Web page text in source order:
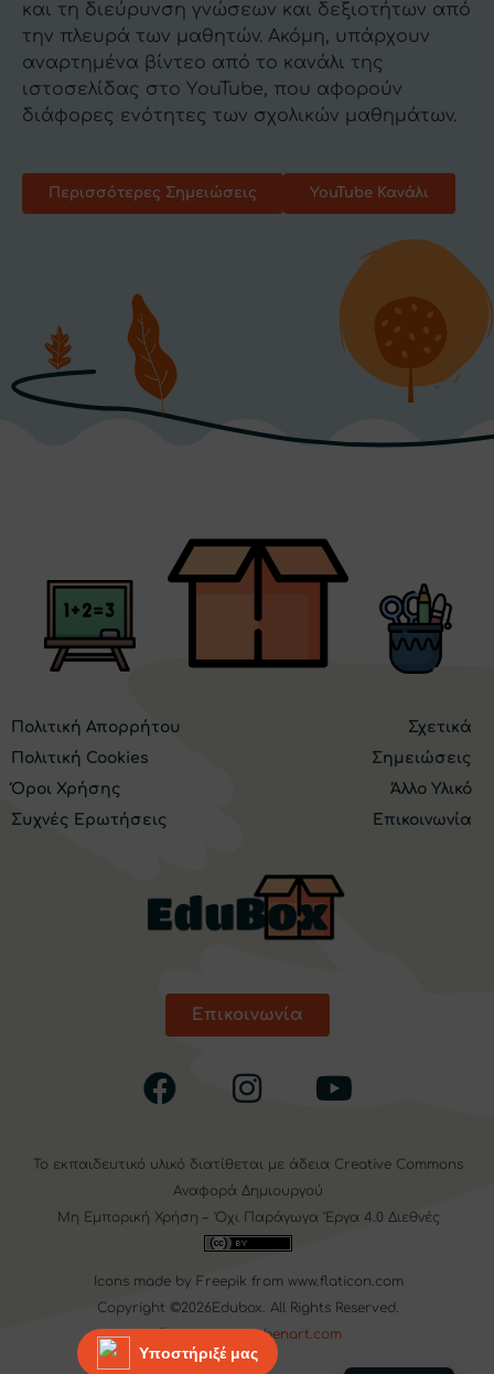
και τη διεύρυνση γνώσεων και δεξιοτήτων από
την πλευρά των μαθητών. Ακόμη, υπάρχουν
αναρτημένα βίντεο από το κανάλι της
ιστοσελίδας στο ΥouTube, που αφορούν
διάφορες ενότητες των σχολικών μαθημάτων.
Περισσότερες Σημειώσεις YouTube Κανάλι
Πολιτική Απορρήτου
Πολιτική Cookies
Όροι Χρήσης
Συχνές Ερωτήσεις
Σχετικά
Σημειώσεις
Άλλο Υλικό
Επικοινωνία
Επικοινωνία
Icons made by Freepik from www.flaticon.com
Copyright ©2026Edubox. All Rights Reserved.
webenart.com
Το εκπαιδευτικό υλικό διατίθεται με άδεια Creative Commons
Αναφορά Δημιουργού
Μη Εμπορική Χρήση – Όχι Παράγωγα Έργα 4.0 Διεθνές